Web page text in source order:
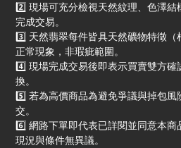
2️⃣ 現場可充分檢視天然紋理、色澤
完成交易。
3️⃣ 天然翡翠每件皆具天然礦物特徵
正常現象，非瑕疵範圍。
4️⃣ 現場完成交易後即表示買賣雙方
換。
5️⃣ 若為高價商品為避免爭議與掉包
交。
6️⃣ 網路下單即代表已詳閱並同意本
現況與條件無異議。